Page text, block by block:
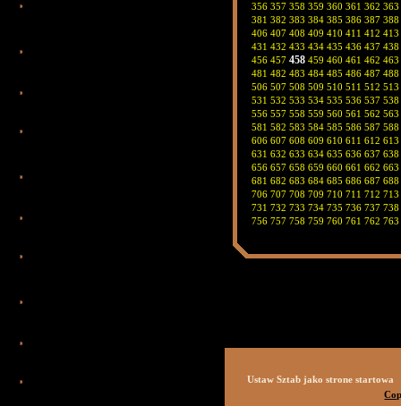
356 357 358 359 360 361 362 363
381 382 383 384 385 386 387 388
406 407 408 409 410 411 412 413
431 432 433 434 435 436 437 438
456 457 458 459 460 461 462 463
481 482 483 484 485 486 487 488
506 507 508 509 510 511 512 513
531 532 533 534 535 536 537 538
556 557 558 559 560 561 562 563
581 582 583 584 585 586 587 588
606 607 608 609 610 611 612 613
631 632 633 634 635 636 637 638
656 657 658 659 660 661 662 663
681 682 683 684 685 686 687 688
706 707 708 709 710 711 712 713
731 732 733 734 735 736 737 738
756 757 758 759 760 761 762 763
Ustaw Sztab jako strone startowa